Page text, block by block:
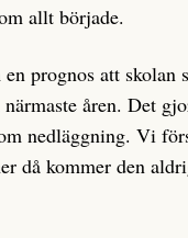
allt började.
prognos att skolan
åren. Det
nedläggning. Vi
då kommer den